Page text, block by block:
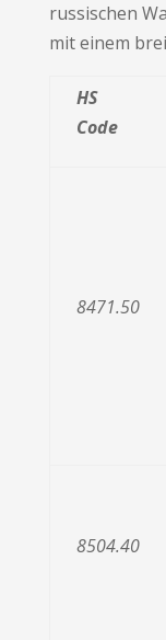
russischen
mit einem
HS
Code
8471.50
8504.40